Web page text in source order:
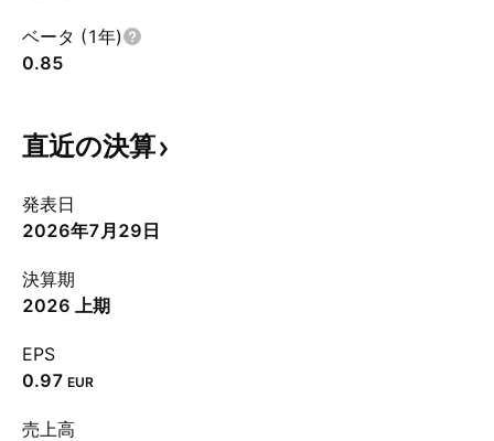
ベータ (1年)
0.85
直近の決算
発表日
2026年7月29日
決算期
2026 上期
EPS
0.97 EUR
売上高